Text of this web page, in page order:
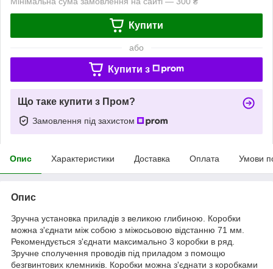
Купити
або
Купити з
Що таке купити з Пром?
Замовлення під захистом
Опис Характеристики Доставка Оплата Умови
Опис
Зручна установка приладів з великою глибиною. Коробки
можна з'єднати між собою з міжосьовою відстанню 71 мм.
Рекомендується з'єднати максимально 3 коробки в ряд.
Зручне сполучення проводів під приладом з помощю
безгвинтових клемників. Коробки можна з'єднати з коробками